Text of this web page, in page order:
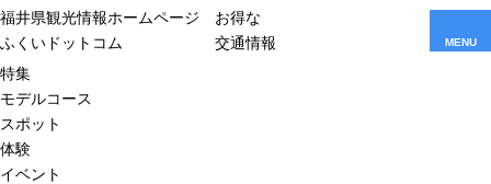
福井県観光情報ホームページ
ふくいドットコム
お得な
交通情報
MENU
特集
モデルコース
スポット
体験
イベント